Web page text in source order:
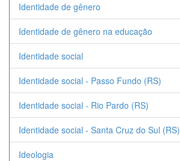
Identidade de gênero
Identidade de gênero na educação
Identidade social
Identidade social - Passo Fundo (RS)
Identidade social - Rio Pardo (RS)
Identidade social - Santa Cruz do Sul (RS)
Ideologia